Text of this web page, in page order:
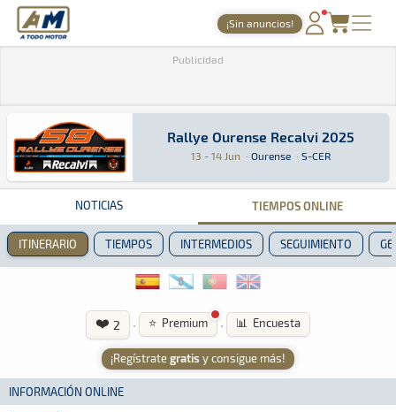
A Todo Motor · Revista del motor desde 1999
¡Sin anuncios!
NOTICIAS
AGENDA
GALERÍAS
TIENDA
ARCHIVO
Publicidad
Rallye Ourense Recalvi 2025
Rallye Ourense Recalvi 2025
13 - 14 Jun · Ourense · S-CER
Rally · Rallye Ourense Recalvi 2025 · S-
Ourense
NOTICIAS TIEMPOS ONLINE
ITINERARIO TIEMPOS INTERMEDIOS SEGUIMIENTO
❤️ 2 · ⭐ Premium · 📊 Encuesta
¡Regístrategratis y consigue más!
INFORMACIÓN ONLINE